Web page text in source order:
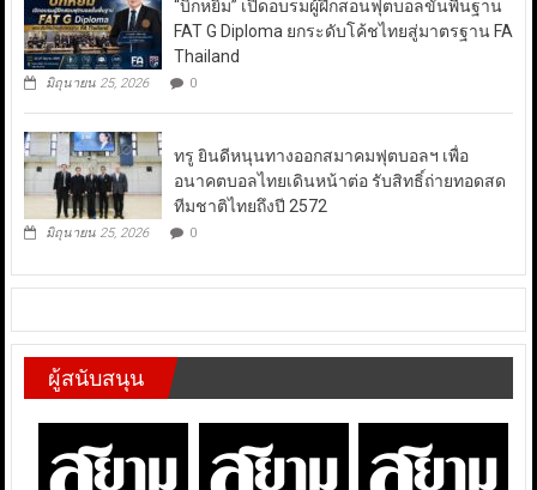
“บิ๊กหยิม” เปิดอบรมผู้ฝึกสอนฟุตบอลขั้นพื้นฐาน
FAT G Diploma ยกระดับโค้ชไทยสู่มาตรฐาน FA
Thailand
มิถุนายน 25, 2026 0
ทรู ยินดีหนุนทางออกสมาคมฟุตบอลฯ เพื่อ
อนาคตบอลไทยเดินหน้าต่อ รับสิทธิ์ถ่ายทอดสด
ทีมชาติไทยถึงปี 2572
มิถุนายน 25, 2026 0
ผู้สนับสนุน